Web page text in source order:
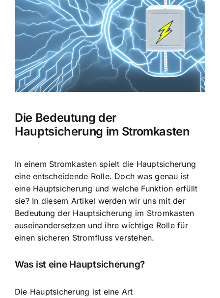
Die Bedeutung der
Hauptsicherung im Stromkasten
In einem Stromkasten spielt die Hauptsicherung
eine entscheidende Rolle. Doch was genau ist
eine Hauptsicherung und welche Funktion erfüllt
sie? In diesem Artikel werden wir uns mit der
Bedeutung der Hauptsicherung im Stromkasten
auseinandersetzen und ihre wichtige Rolle für
einen sicheren Stromfluss verstehen.
Was ist eine Hauptsicherung?
Die Hauptsicherung ist eine Art